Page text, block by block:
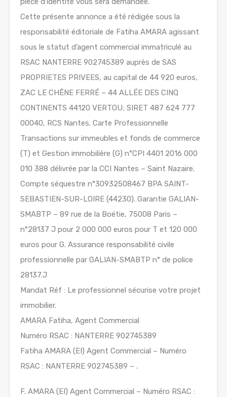
Cette présente annonce a été rédigée sous la
responsabilité éditoriale de Fatiha AMARA agissant
sous le statut d’agent commercial immatriculé au
RSAC NANTERRE 902745389 auprès de SAS
PROPRIETES PRIVEES, au capital de 44 920 euros,
ZAC LE CHÊNE FERRÉ – 44 ALLÉE DES CINQ
CONTINENTS 44120 VERTOU; SIRET 487 624 777
00040, RCS Nantes. Carte Professionnelle
Transactions sur immeubles et fonds de commerce
(T) et Gestion immobilière (G) n°CPI 4401 2016 000
010 388 délivrée par la CCI Nantes – Saint Nazaire.
Compte séquestre n°30932508467 BPA SAINT-
SEBASTIEN-SUR-LOIRE (44230). Garantie GALIAN-
SMABTP – 89 rue de la Boétie, 75008 Paris –
n°28137 J pour 2 000 000 euros pour T et 120 000
euros pour G. Assurance responsabilité civile
professionnelle par GALIAN-SMABTP n° de police
28137.J
Mandat Réf : Le professionnel sécurise votre projet
immobilier.
AMARA Fatiha, Agent Commercial
Numéro RSAC : NANTERRE 902745389
Fatiha AMARA (EI) Agent Commercial – Numéro
RSAC : NANTERRE 902745389 – .
F. AMARA (EI) Agent Commercial – Numéro RSAC :